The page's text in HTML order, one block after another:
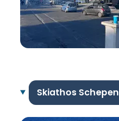
Skiathos Schepen